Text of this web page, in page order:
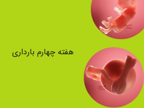
هفته چهارم بارداری